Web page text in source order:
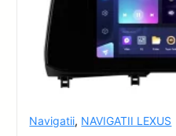
Navigatii, NAVIGATII LEXUS